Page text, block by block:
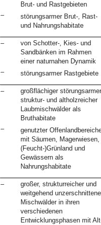
Brut- und Rastgebieten
–
störungsarmer Brut-, Rast-
und Nahrungshabitate
–
von Schotter-, Kies- und
Sandbänken im Rahmen
einer naturnahen Dynamik
–
störungsarmer Rastgebiete
–
großflächiger
struktur- und altholzreicher
Laubmischwälder als
Bruthabitate
–
genutzter
mit Säumen, Magerwiesen,
(Feucht-)Grünland und
Gewässern als
Nahrungshabitate
–
großer, strukturreicher und
weitgehend
Mischwälder in ihren
verschiedenen
Entwicklungsphasen mit